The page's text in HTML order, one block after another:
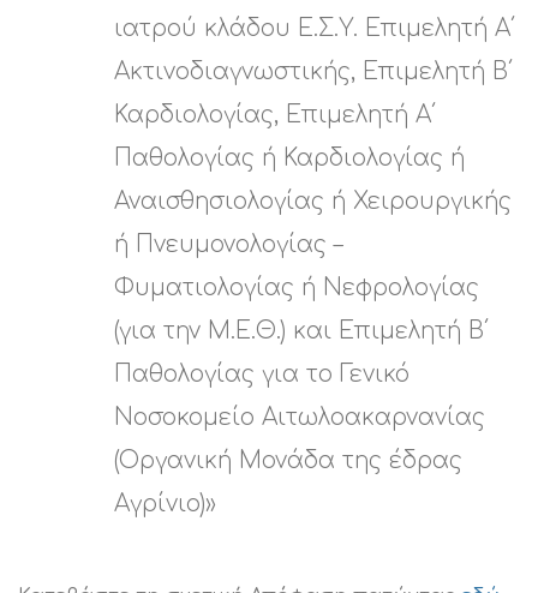
ιατρού κλάδου Ε.Σ.Υ. Επιμελητή Α΄
Ακτινοδιαγνωστικής, Επιμελητή Β΄
Καρδιολογίας, Επιμελητή Α΄
Παθολογίας ή Καρδιολογίας ή
Αναισθησιολογίας ή Χειρουργικής
ή Πνευμονολογίας –
Φυματιολογίας ή Νεφρολογίας
(για την Μ.Ε.Θ.) και Επιμελητή Β΄
Παθολογίας για το Γενικό
Νοσοκομείο Αιτωλοακαρνανίας
(Οργανική Μονάδα της έδρας
Αγρίνιο)»